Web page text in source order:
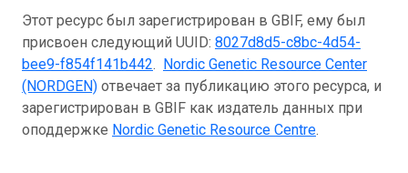
Этот ресурс был зарегистрирован в GBIF, ему был
присвоен следующий UUID: 8027d8d5-c8bc-4d54-
bee9-f854f141b442. Nordic Genetic Resource Center
(NORDGEN) отвечает за публикацию этого ресурса, и
зарегистрирован в GBIF как издатель данных при
оподдержке Nordic Genetic Resource Centre.